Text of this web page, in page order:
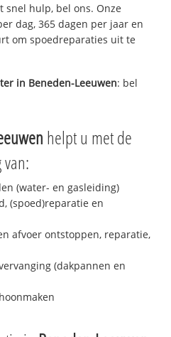
snel hulp, bel ons. Onze
dag, 365 dagen per jaar en
om spoedreparaties uit te
in Beneden-Leeuwen: bel
helpt u met de
(water- en gasleiding)
(spoed)reparatie en
afvoer ontstoppen, reparatie,
(dakpannen en